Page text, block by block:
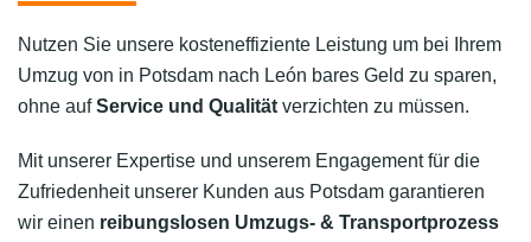
Nutzen Sie unsere kosteneffiziente Leistung um bei Ihrem
Umzug von in Potsdam nach León bares Geld zu sparen,
ohne aufService und Qualität verzichten zu müssen.
Mit unserer Expertise und unserem Engagement für die
Zufriedenheit unserer Kunden aus Potsdam garantieren
wir einen reibungslosen Umzugs- & Transportprozess